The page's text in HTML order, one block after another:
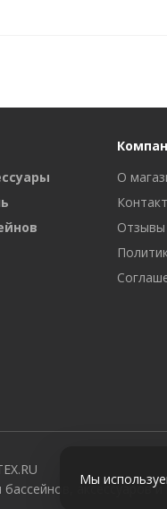
О
Отзывы
аксессуаров
Мы